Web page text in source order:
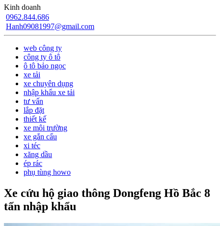
Kinh doanh
0962.844.686
Hanh09081997@gmail.com
web công ty
công ty ô tô
ô tô bảo ngọc
xe tải
xe chuyên dụng
nhập khẩu xe tải
tư vấn
lắp đặt
thiết kế
xe môi trường
xe gắn cẩu
xi téc
xăng dầu
ép rác
phụ tùng howo
Xe cứu hộ giao thông Dongfeng Hồ Bắc 8
tấn nhập khẩu